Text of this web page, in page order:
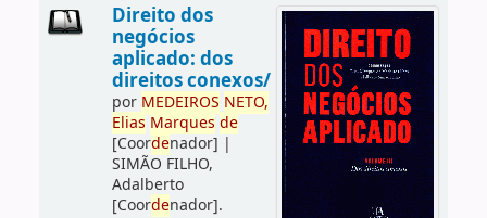
Direito dos
negócios
aplicado: dos
direitos conexos/
por MEDEIROS NETO,
Elias Marques de
[Coordenador] |
SIMÃO FILHO,
Adalberto
[Coordenador].